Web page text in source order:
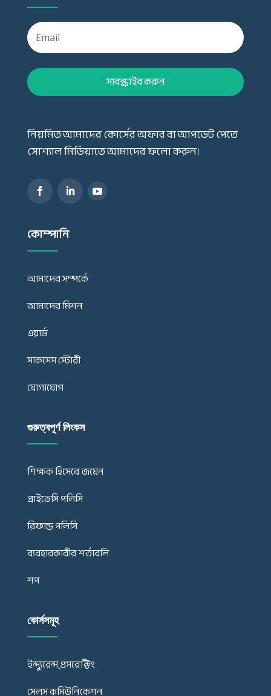
সাবস্ক্রাইব করুন
নিয়মিত আমাদের কোর্সের অফার বা আপডেট পেতে
সোশ্যাল মিডিয়াতে আমাদের ফলো করুন।
কোম্পানি
আমাদের সম্পর্কে
আমাদের মিশন
এয়ার্ড
সাকসেস স্টোরী
যোগাযোগ
গুরুত্বপূর্ণ লিংকস
শিক্ষক হিসেবে জয়েন
প্রাইভেসি পলিসি
রিফান্ড পলিসি
ব্যবহারকারীর শর্তাবলি
শপ
কোর্সসমূহ
ইন্স্যুরেন্স্ প্রসরেক্টিং
সেলস কমিউনিকেশন